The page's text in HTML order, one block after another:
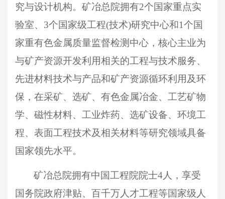
究与设计机构。矿冶总院拥有2个国家重点实
验室、3个国家级工程(技术)研究中心和1个国
家重有色金属质量监督检测中心，核心主业为
与矿产资源开发利用相关的工程与技术服务、
先进材料技术与产品和矿产资源循环利用及环
保，在采矿、选矿、有色金属冶金、工艺矿物
学、磁性材料、工业炸药、选矿设备、环境工
程、表面工程技术及相关材料等研究领域具备
国家领先水平。
矿冶总院拥有中国工程院院士4人，享受
国务院政府津贴、百千万人才工程等国家级人